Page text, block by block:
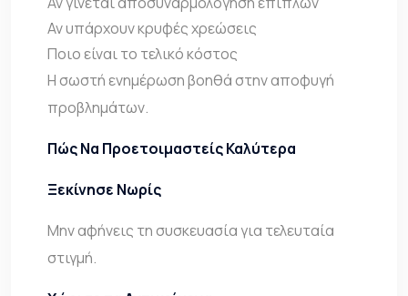
Αν υπάρχουν κρυφές χρεώσεις
Ποιο είναι το τελικό κόστος
Η σωστή ενημέρωση βοηθά στην αποφυγή
προβλημάτων.
Πώς Να Προετοιμαστείς Καλύτερα
Ξεκίνησε Νωρίς
Μην αφήνεις τη συσκευασία για τελευταία
στιγμή.